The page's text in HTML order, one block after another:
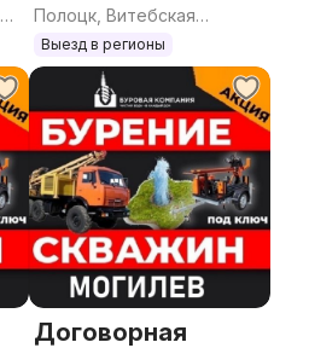
Полоцк, Витебская
область
Выезд в регионы
Договорная